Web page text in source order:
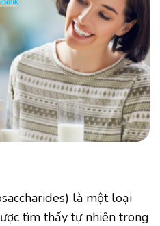
là một loại
tìm thấy tự nhiên trong